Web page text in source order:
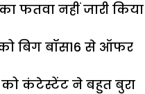
फतवा नहीं जारी किया
को बिग बॉस16 से ऑफर
को कंटेस्टेंट ने बहुत बुरा